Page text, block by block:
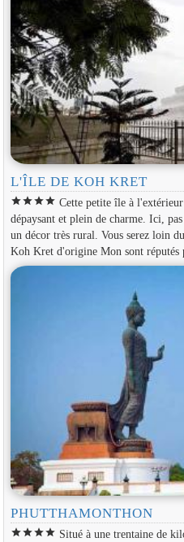
L'ÎLE DE KOH KRET
starstarstarstar Cette petite île à
dépaysant et plein de charme. Ici,
un décor très rural. Vous serez loin
Koh Kret d'origine Mon sont réputés
PHUTTHAMONTHON
starstarstarstar Situé à une trentaine de